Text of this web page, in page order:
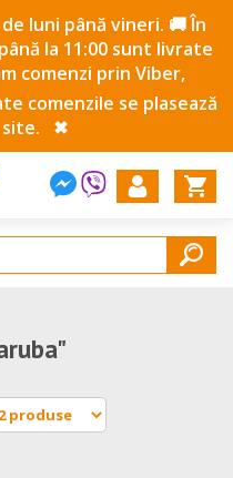
luni până vineri. 🚚 În
la 11:00 sunt livrate
comenzi prin Viber,
comenzile se plasează
✖